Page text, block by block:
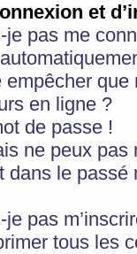
et
je pas me
en ligne ?
de passe !
ne peux pas
dans le
pas
tous les